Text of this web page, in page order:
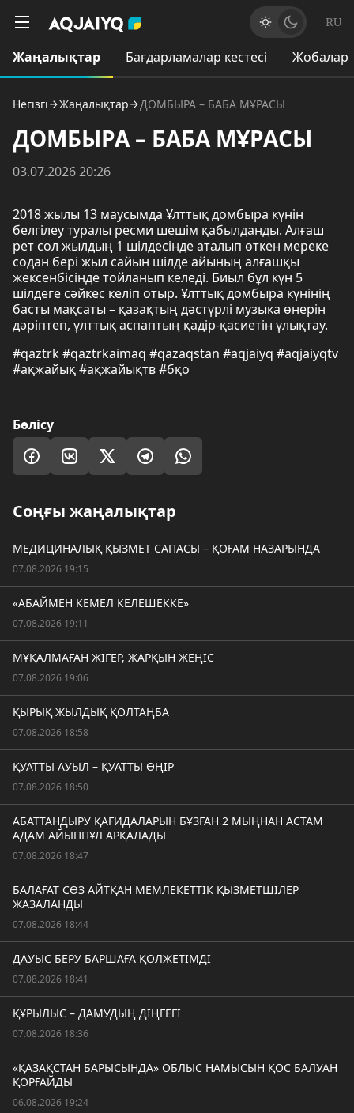
RU
Жаңалықтар Бағдарламалар кестесі Жобалар
Негізгі Жаңалықтар ДОМБЫРА – БАБА МҰРАСЫ
ДОМБЫРА – БАБА МҰРАСЫ
03.07.2026 20:26
2018 жылы 13 маусымда Ұлттық домбыра күнін
белгілеу туралы ресми шешім қабылданды. Алғаш
рет сол жылдың 1 шілдесінде аталып өткен мереке
содан бері жыл сайын шілде айының алғашқы
жексенбісінде тойланып келеді. Биыл бұл күн 5
шілдеге сәйкес келіп отыр. Ұлттық домбыра күнінің
басты мақсаты – қазақтың дәстүрлі музыка өнерін
дәріптеп, ұлттық аспаптың қадір-қасиетін ұлықтау.
#qaztrk #qaztrkaimaq #qazaqstan #aqjaiyq #aqjaiyqtv
#ақжайық #ақжайықтв #бқо
Бөлісу
Соңғы жаңалықтар
МЕДИЦИНАЛЫҚ ҚЫЗМЕТ САПАСЫ – ҚОҒАМ НАЗАРЫНДА
07.08.2026 19:15
«АБАЙМЕН КЕМЕЛ КЕЛЕШЕККЕ»
07.08.2026 19:11
МҰҚАЛМАҒАН ЖІГЕР, ЖАРҚЫН ЖЕҢІС
07.08.2026 19:06
ҚЫРЫҚ ЖЫЛДЫҚ ҚОЛТАҢБА
07.08.2026 18:58
ҚУАТТЫ АУЫЛ – ҚУАТТЫ ӨҢІР
07.08.2026 18:50
АБАТТАНДЫРУ ҚАҒИДАЛАРЫН БҰЗҒАН 2 МЫҢНАН АСТАМ
АДАМ АЙЫППҰЛ АРҚАЛАДЫ
07.08.2026 18:47
БАЛАҒАТ СӨЗ АЙТҚАН МЕМЛЕКЕТТІК ҚЫЗМЕТШІЛЕР
ЖАЗАЛАНДЫ
07.08.2026 18:44
ДАУЫС БЕРУ БАРШАҒА ҚОЛЖЕТІМДІ
07.08.2026 18:41
ҚҰРЫЛЫС – ДАМУДЫҢ ДІҢГЕГІ
07.08.2026 18:36
«ҚАЗАҚСТАН БАРЫСЫНДА» ОБЛЫС НАМЫСЫН ҚОС БАЛУАН
ҚОРҒАЙДЫ
06.08.2026 19:24